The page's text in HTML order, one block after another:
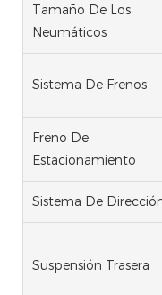
Tamaño De Los
Neumáticos
Sistema De Frenos
Freno De
Estacionamiento
Sistema De
Suspensión Trasera